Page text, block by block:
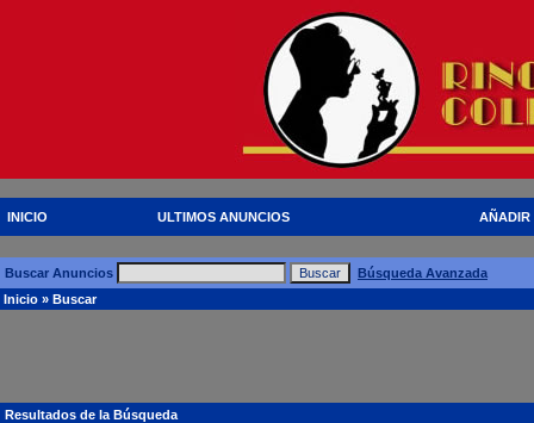
INICIO ULTIMOS ANUNCIOS AÑADIR
Buscar Anuncios
Búsqueda Avanzada
Inicio » Buscar
Resultados de la Búsqueda